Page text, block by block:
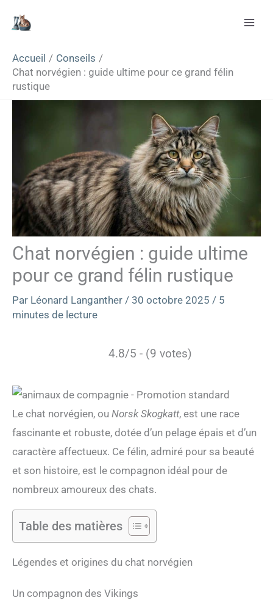
Accueil
Conseils
Chat norvégien : guide ultime pour ce grand félin
rustique
Chat norvégien : guide ultime
pour ce grand félin rustique
Par Léonard Langanther / 30 octobre 2025 / 5
minutes de lecture
4.8/5 - (9 votes)
Le chat norvégien, ou Norsk Skogkatt, est une race
fascinante et robuste, dotée d’un pelage épais et d’un
caractère affectueux. Ce félin, admiré pour sa beauté
et son histoire, est le compagnon idéal pour de
nombreux amoureux des chats.
Table des matières
Légendes et origines du chat norvégien
Un compagnon des Vikings